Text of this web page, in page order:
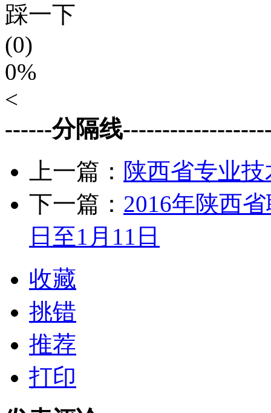
踩一下
(0)
0%
<
------分隔线
上一篇： 陕西省专业
下一篇： 2016年陕西
日至1月11日
收藏
挑错
推荐
打印